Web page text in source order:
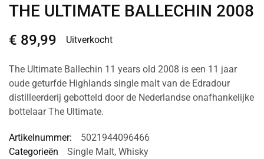
THE ULTIMATE BALLECHIN 2008
€ 89,99 Uitverkocht
The Ultimate Ballechin 11 years old 2008 is een 11 jaar
oude geturfde Highlands single malt van de Edradour
distilleerderij gebotteld door de Nederlandse onafhankelijke
bottelaar The Ultimate.
Artikelnummer:
5021944096466
Categorieën
Single Malt, Whisky